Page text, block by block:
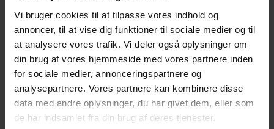
Vi bruger cookies til at tilpasse vores indhold og
annoncer, til at vise dig funktioner til sociale medier og til
at analysere vores trafik. Vi deler også oplysninger om
din brug af vores hjemmeside med vores partnere inden
for sociale medier, annonceringspartnere og
analysepartnere. Vores partnere kan kombinere disse
data med andre oplysninger, du har givet dem, eller som
de har indsamlet fra din brug af deres tjenester.
Gilleleje spisebordsstol, hvidpigmenteret eg, med
sæde i lyst papirflet
15614
Klassisk skandinavisk design, massiv hvidpigmenteret